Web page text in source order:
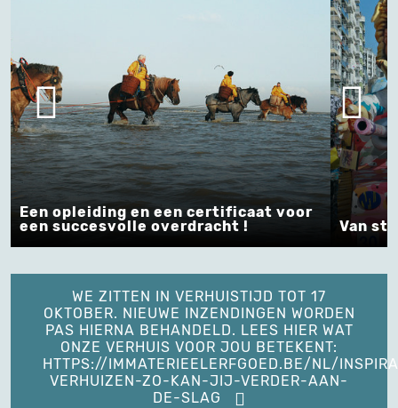
Een opleiding en een certificaat voor
een succesvolle overdracht !
Van
WE ZITTEN IN VERHUISTIJD TOT 17
OKTOBER. NIEUWE INZENDINGEN WORDEN
PAS HIERNA BEHANDELD. LEES HIER WAT
ONZE VERHUIS VOOR JOU BETEKENT:
HTTPS://IMMATERIEELERFGOED.BE/NL/
VERHUIZEN-ZO-KAN-JIJ-VERDER-AAN-
DE-SLAG